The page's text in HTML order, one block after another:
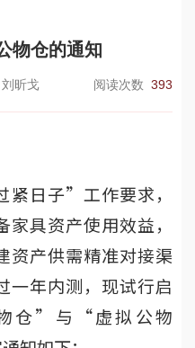
物仓的通知
阅读次数 393
刘昕戈
日子”工作要求，
具资产使用效益，
资产供需精准对接渠
一年内测，现试行启
仓”与“虚拟公物